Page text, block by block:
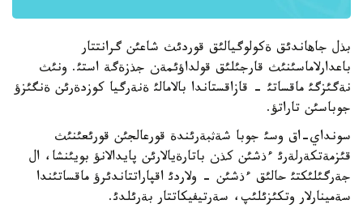
بذل جاهاندئق ةكولوگيالئق قوردئث شاعئن گرانتتار
باعدارلاماسئنئث قارجئلئق قولداؤئمةن جذزةگة استئ. ونئث
نةگئزگئ ماقساتئ - قازاقستاندا بالامالئ ةنةرگيا كوزدةرئن ةنگئزؤ
جوباسئن تاراتؤ.
سونداي-اق وسئ جوبا شةثبةرئندة قورعالجئن قورئعئنئث
قئزمةتكةرلةرئ ءذشئن كذن باتارةيالارئن پايدالانؤ بويئنشا، ال
جةرگئلئكتئ حالئق ءذشئن - ولاردئ اقپاراتتاندئرؤ ماقساتئندا
سةمينارلار وتكئزئلئپ، سةرتيفيكاتتار بةرئلدئ.